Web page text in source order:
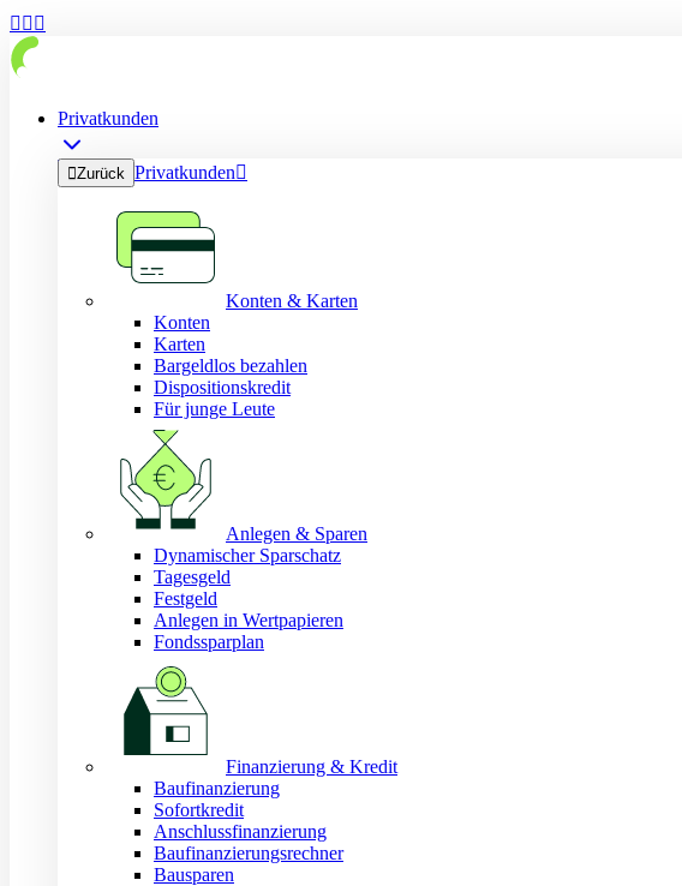
  
Privatkunden
Zurück Privatkunden
Konten & Karten
Konten
Karten
Bargeldlos bezahlen
Dispositionskredit
Für junge Leute
Anlegen & Sparen
Dynamischer Sparschatz
Tagesgeld
Festgeld
Anlegen in Wertpapieren
Fondssparplan
Finanzierung & Kredit
Baufinanzierung
Sofortkredit
Anschlussfinanzierung
Baufinanzierungsrechner
Bausparen